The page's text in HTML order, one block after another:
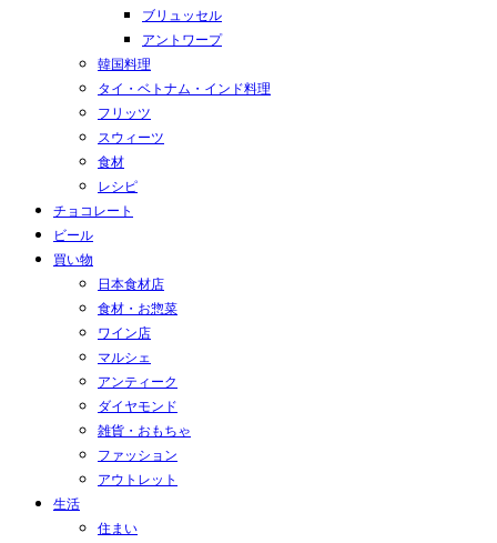
ブリュッセル
アントワープ
韓国料理
タイ・ベトナム・インド料理
フリッツ
スウィーツ
食材
レシピ
チョコレート
ビール
買い物
日本食材店
食材・お惣菜
ワイン店
マルシェ
アンティーク
ダイヤモンド
雑貨・おもちゃ
ファッション
アウトレット
生活
住まい